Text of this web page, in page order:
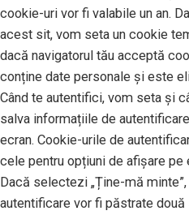
cookie-uri vor fi valabile un an.
acest sit, vom seta un cookie
dacă navigatorul tău acceptă
conține date personale și este
Când te autentifici, vom seta și
salva informațiile de
ecran. Cookie-urile de
cele pentru opțiuni de afișare pe
Dacă selectezi „Ține-mă
autentificare vor fi păstrate